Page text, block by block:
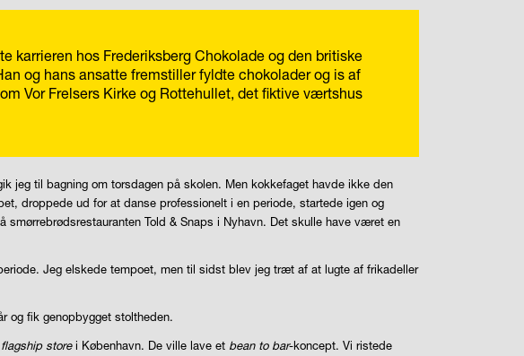
karrieren hos Frederiksberg Chokolade og den britiske
og hans ansatte fremstiller fyldte chokolader og is af
Vor Frelsers Kirke og Rottehullet, det fiktive værtshus
til bagning om torsdagen på skolen. Men kokkefaget havde ikke den
droppede ud for at danse professionelt i en periode, startede igen og
Told & Snaps i Nyhavn. Det skulle have været en
Jeg elskede tempoet, men til sidst blev jeg træt af at lugte af frikadeller
og fik genopbygget stoltheden.
flagship storei København. De ville lave et bean to bar-koncept. Vi ristede